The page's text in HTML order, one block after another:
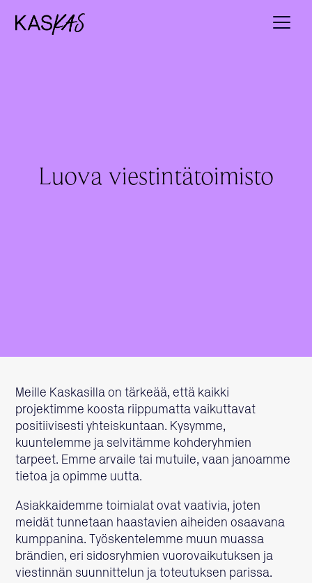
Luova viestintätoimisto
Meille Kaskasilla on tärkeää, että kaikki
projektimme koosta riippumatta vaikuttavat
positiivisesti yhteiskuntaan. Kysymme,
kuuntelemme ja selvitämme kohderyhmien
tarpeet. Emme arvaile tai mutuile, vaan janoamme
tietoa ja opimme uutta.
Asiakkaidemme toimialat ovat vaativia, joten
meidät tunnetaan haastavien aiheiden osaavana
kumppanina. Työskentelemme muun muassa
brändien, eri sidosryhmien vuorovaikutuksen ja
viestinnän suunnittelun ja toteutuksen parissa.